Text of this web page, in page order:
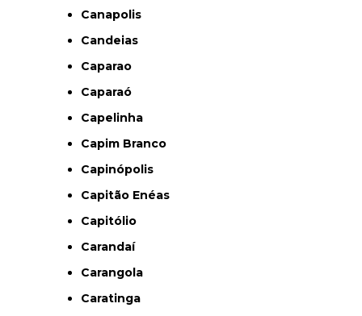
Canapolis
Candeias
Caparao
Caparaó
Capelinha
Capim Branco
Capinópolis
Capitão Enéas
Capitólio
Carandaí
Carangola
Caratinga